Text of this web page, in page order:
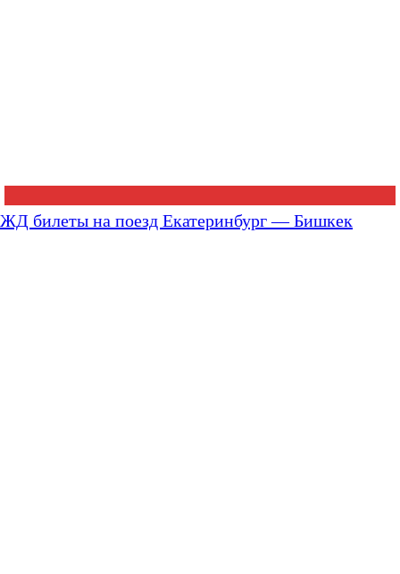
ЖД билеты на поезд Екатеринбург — Бишкек